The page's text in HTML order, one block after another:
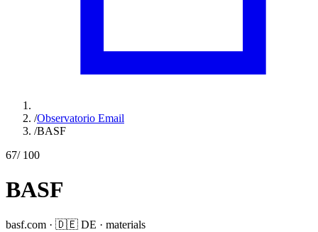
/Observatorio Email
/BASF
67/ 100
BASF
basf.com · 🇩🇪 DE · materials